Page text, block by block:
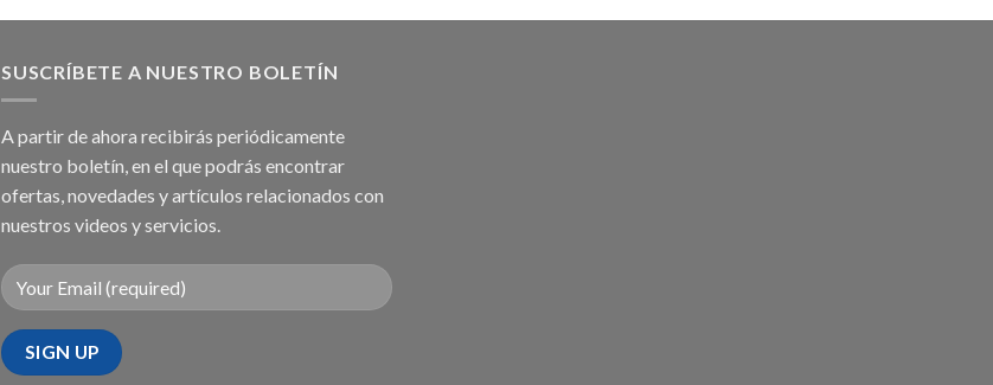
SUSCRÍBETE A NUESTRO BOLETÍN
A partir de ahora recibirás periódicamente
nuestro boletín, en el que podrás encontrar
ofertas, novedades y artículos relacionados con
nuestros videos y servicios.